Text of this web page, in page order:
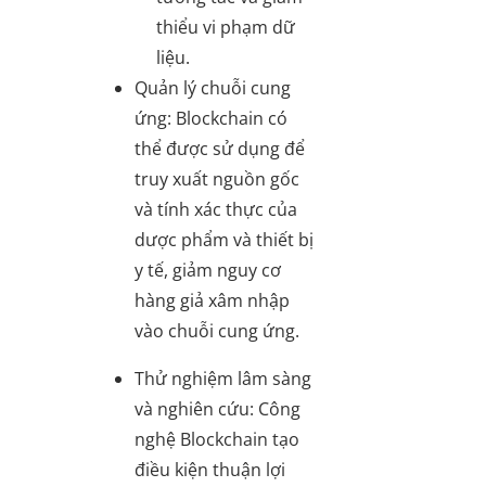
thiểu vi phạm dữ
liệu.
Quản lý chuỗi cung
ứng: Blockchain có
thể được sử dụng để
truy xuất nguồn gốc
và tính xác thực của
dược phẩm và thiết bị
y tế, giảm nguy cơ
hàng giả xâm nhập
vào chuỗi cung ứng.
Thử nghiệm lâm sàng
và nghiên cứu: Công
nghệ Blockchain tạo
điều kiện thuận lợi